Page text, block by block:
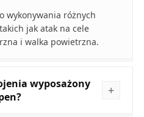
wykonywania różnych
jak atak na cele
i walka powietrzna.
wyposażony